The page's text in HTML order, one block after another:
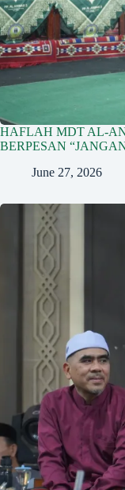
HAFLAH MDT AL-
BERPESAN
June 27, 2026